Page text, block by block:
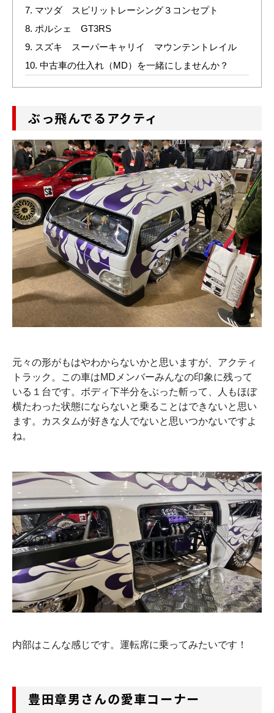
7. マツダ スピリットレーシング３コンセプト
8. ポルシェ GT3RS
9. スズキ スーパーキャリイ マウンテントレイル
10. 中古車の仕入れ（MD）を一緒にしませんか？
ぶっ飛んでるアクティ
元々の形がもはやわからないかと思いますが、アクティ
トラック。この車はMDメンバーみんなの印象に残って
いる１台です。ボディ下半分をぶった斬って、人もほぼ
横たわった状態にならないと乗ることはできないと思い
ます。カスタムが好きな人でないと思いつかないですよ
ね。
内部はこんな感じです。運転席に乗ってみたいです！
豊田章男さんの愛車コーナー